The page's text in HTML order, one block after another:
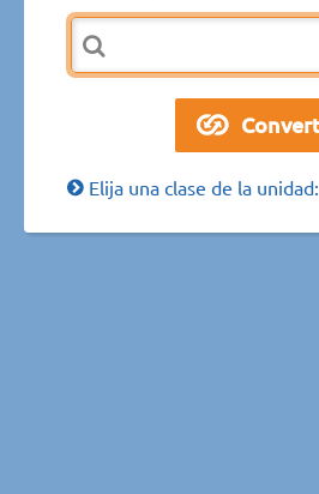
Elija una clase de la unidad: